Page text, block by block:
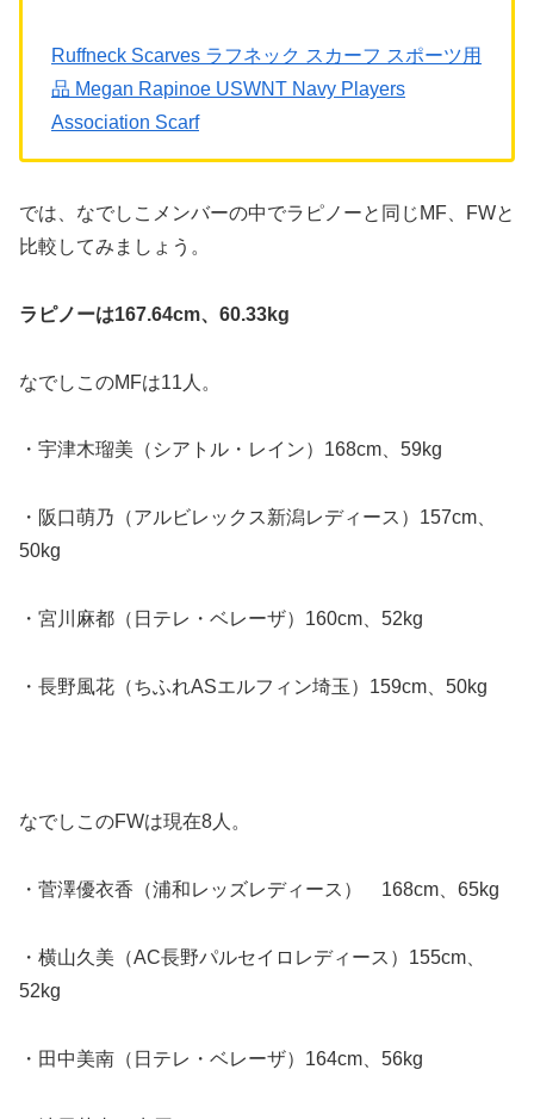
Ruffneck Scarves ラフネック スカーフ スポーツ用
品 Megan Rapinoe USWNT Navy Players
Association Scarf
では、なでしこメンバーの中でラピノーと同じMF、FWと
比較してみましょう。
ラピノーは167.64cm、60.33kg
なでしこのMFは11人。
・宇津木瑠美（シアトル・レイン）168cm、59kg
・阪口萌乃（アルビレックス新潟レディース）157cm、
50kg
・宮川麻都（日テレ・ベレーザ）160cm、52kg
・長野風花（ちふれASエルフィン埼玉）159cm、50kg
なでしこのFWは現在8人。
・菅澤優衣香（浦和レッズレディース） 168cm、65kg
・横山久美（AC長野パルセイロレディース）155cm、
52kg
・田中美南（日テレ・ベレーザ）164cm、56kg